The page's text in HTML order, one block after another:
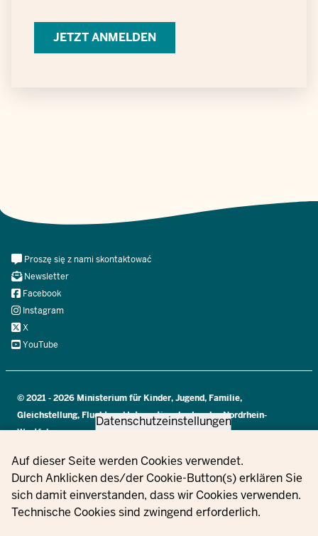
Privacy settings
Datenschutzeinstellungen
Auf dieser Seite werden Cookies verwendet.
Durch Anklicken des/der Cookie-Button(s) erklären Sie
sich damit einverstanden, dass wir Cookies verwenden.
Technische Cookies sind zwingend erforderlich.
personenbezogener
Proszę się z
Zamówienia Nadruk
Informacje
dotyczące
ochrony
Meta
Navi
Social
Proszę się z nami skontaktować
Newsletter
Facebook
Instagram
X
YouTube
© 2021 - 2026 Ministerium für Kinder, Jugend, Familie,
Gleichstellung, Flucht und Integration des Landes Nordrhein-
Westfalen